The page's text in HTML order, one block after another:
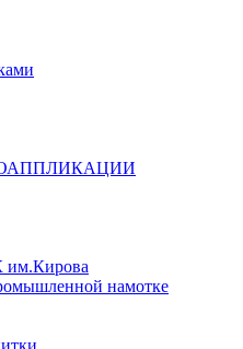
намотке